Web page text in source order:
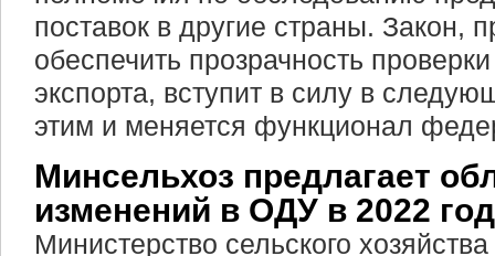
поставок в другие страны. Закон,
обеспечить прозрачность
экспорта, вступит в силу в
этим и меняется функционал
Минсельхоз предлагает
изменений в ОДУ в 2022
Министерство сельского